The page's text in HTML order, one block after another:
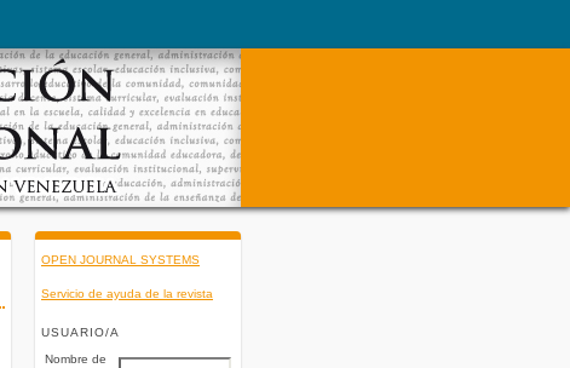
OPEN JOURNAL SYSTEMS
Servicio de ayuda de la revista
USUARIO/A
Nombre de